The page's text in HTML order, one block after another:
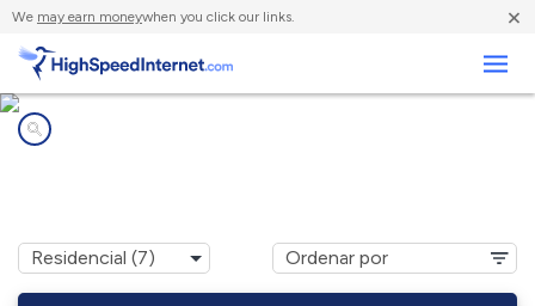
We may earn moneywhen you click our links. ×